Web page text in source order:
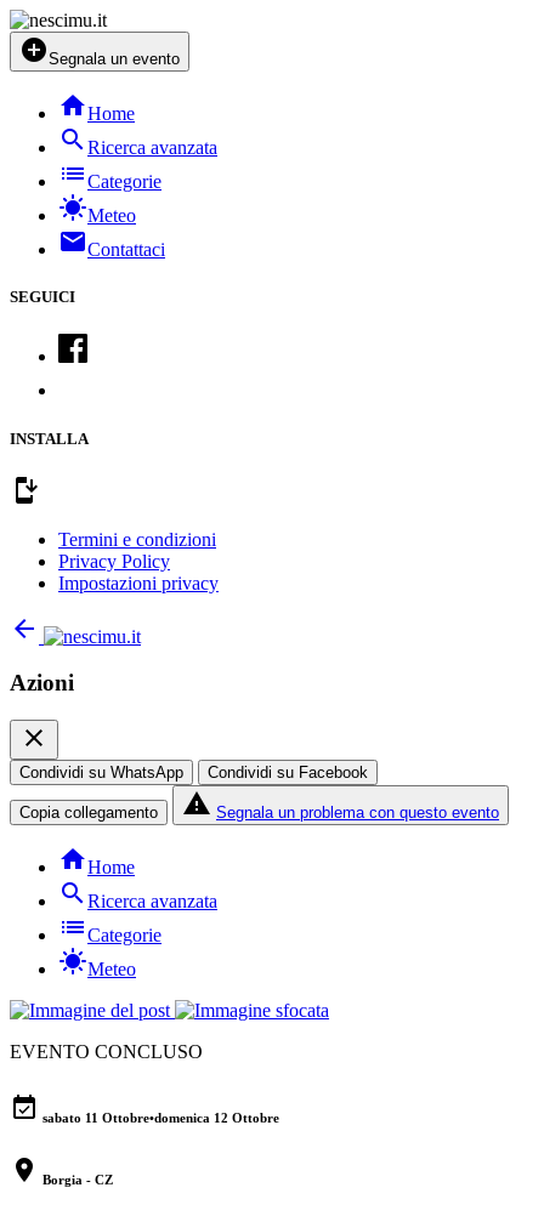
add_circleSegnala un evento
homeHome
searchRicerca avanzata
listCategorie
sunnyMeteo
mailContattaci
SEGUICI
INSTALLA
install_mobile
Termini e condizioni
Privacy Policy
Impostazioni privacy
arrow_back
Azioni
close
Condividi su WhatsApp Condividi su Facebook
Copia collegamento report_problem Segnala un problema con questo evento
homeHome
searchRicerca avanzata
listCategorie
sunnyMeteo
EVENTO CONCLUSO
event_available sabato 11 Ottobre•domenica 12 Ottobre
location_on Borgia - CZ